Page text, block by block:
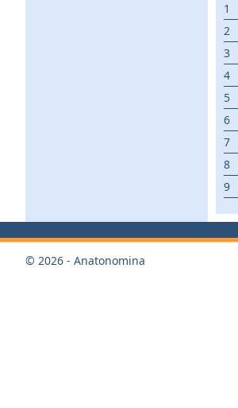
1
2
3
4
5
6
7
8
9
© 2026 - Anatonomina